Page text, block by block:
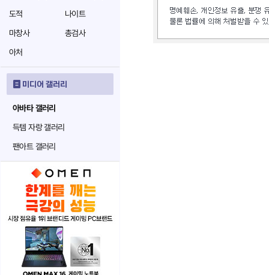
도적
나이트
마창사
총검사
아처
미디어 갤러리
아바타 갤러리
득템 자랑 갤러리
팬아트 갤러리